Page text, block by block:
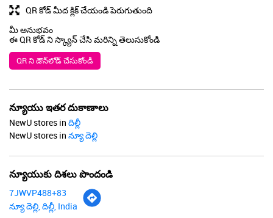
QR కోడ్ మీద క్లిక్ చేయండి పెరుగుతుంది
మీ అనుభవం
ఈ QR కోడ్ ని స్క్యాన్ చేసి మరిన్ని తెలుసుకోండి
QR ని డౌన్‌లోడ్ చేసుకోండి
న్యూయు ఇతర దుకాణాలు
NewU stores in దిల్లీ
NewU stores in న్యూ దెల్లి
న్యూయుకు దిశలు పొందండి
7JWVP488+83
న్యూ దెల్లి, దిల్లీ, India